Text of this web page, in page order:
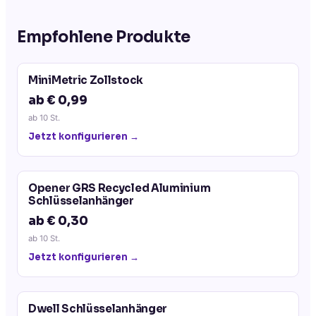
Empfohlene Produkte
MiniMetric Zollstock
ab € 0,99
ab 10 St.
Jetzt konfigurieren →
Opener GRS Recycled Aluminium
Schlüsselanhänger
ab € 0,30
ab 10 St.
Jetzt konfigurieren →
Dwell Schlüsselanhänger